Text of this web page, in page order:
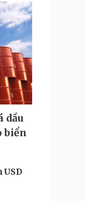
dầu
biển
USD